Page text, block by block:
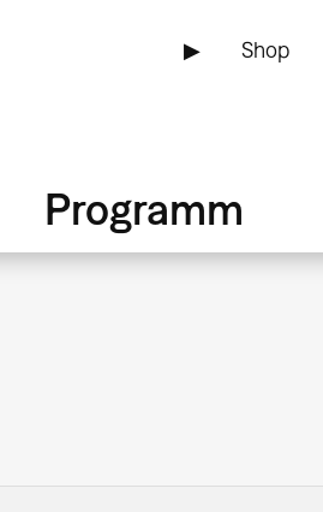
▶ Shop
Programm